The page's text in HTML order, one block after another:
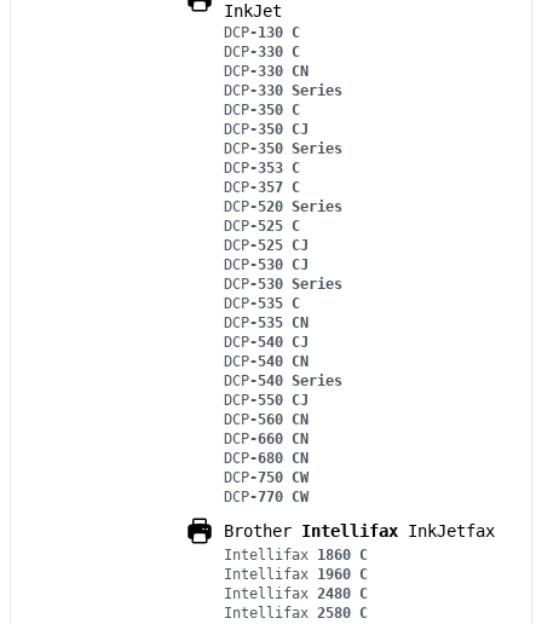
InkJet
DCP-130 C
DCP-330 C
DCP-330 CN
DCP-330 Series
DCP-350 C
DCP-350 CJ
DCP-350 Series
DCP-353 C
DCP-357 C
DCP-520 Series
DCP-525 C
DCP-525 CJ
DCP-530 CJ
DCP-530 Series
DCP-535 C
DCP-535 CN
DCP-540 CJ
DCP-540 CN
DCP-540 Series
DCP-550 CJ
DCP-560 CN
DCP-660 CN
DCP-680 CN
DCP-750 CW
DCP-770 CW
Brother Intellifax InkJetfax
Intellifax 1860 C
Intellifax 1960 C
Intellifax 2480 C
Intellifax 2580 C